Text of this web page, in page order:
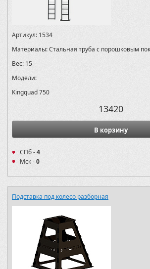
Артикул: 1534
Материалы:Стальная труба с порошковым
Вес: 15
Модели:
Kingquad 750
13420
В корзину
СПб -4
Мск -0
Подставка под колесо разборная